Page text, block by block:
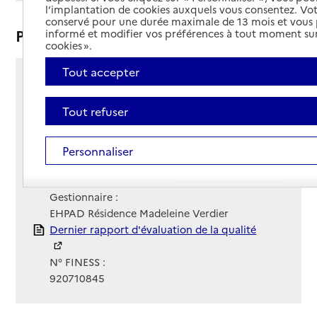
Présentation
5 allée de la Vallière
92120 - Montrouge
Voir itinéraire
01 58 07 91 00
Contact
Contact
Gestionnaire :
EHPAD Résidence Madeleine Verdier
Rapport HAS
Dernier rapport d'évaluation de la qualité
N° FINESS :
920710845
l’implantation de cookies auxquels vous consentez.
conservé pour une durée maximale de 13 mois et
informé et modifier vos préférences à tout moment
cookies ».
Tout accepter
Tout refuser
Personnaliser